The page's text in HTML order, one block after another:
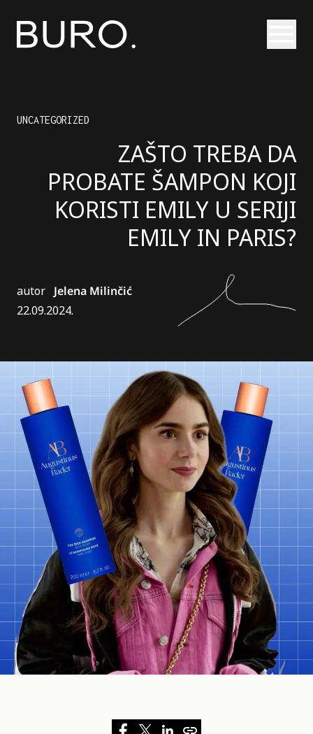
UNCATEGORIZED
ZAŠTO TREBA DA
PROBATE ŠAMPON KOJI
KORISTI EMILY U SERIJI
EMILY IN PARIS?
autor Jelena Milinčić
22.09.2024.